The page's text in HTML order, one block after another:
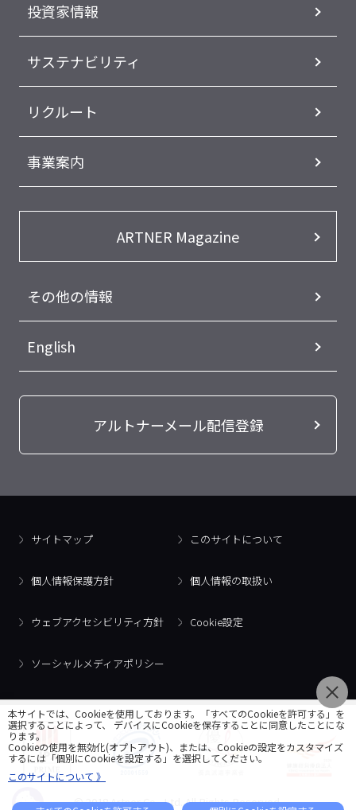
投資家情報
サステナビリティ
リクルート
事業案内
ARTNER Magazine
その他の情報
English
アルトナーメール配信登録
サイトマップ このサイトについて
個人情報保護方針 個人情報の取扱い
ウェブアクセシビリティ方針 Cookie設定
ソーシャルメディアポリシー
© 2018 Artner Co., Ltd. All Rights Reserved.
本サイトでは、Cookieを使用しております。「すべてのCookieを許可する」を
選択することによって、 デバイスにCookieを保存することに同意したことにな
ります。
Cookieの使用を無効化(オプトアウト)、または、Cookieの設定をカスタマイズ
するには「個別にCookieを設定する」を選択してください。
このサイトについて 》